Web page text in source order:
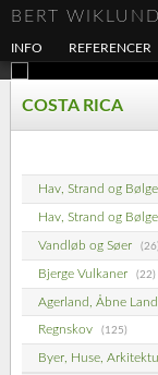
BERT WIKLUND
INFO REFERENCER
COSTA RICA
Hav, Strand og
Hav, Strand og
Vandløb og Søer (26)
Bjerge Vulkaner (22)
Agerland, Åbne
Regnskov (125)
Byer, Huse,